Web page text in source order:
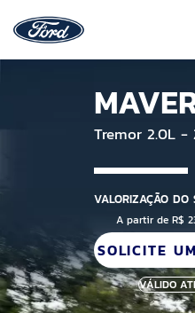
Tremor 2.0L -
VALORIZAÇÃO DO
A partir de R$
SOLICITE
VÁLIDO